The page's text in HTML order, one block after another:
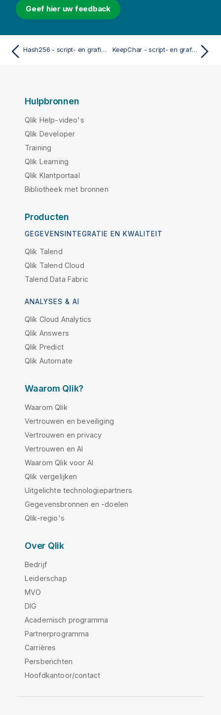
Geef hier uw feedback
Hash256 - script- en grafiekfunctie KeepChar - script- en grafiekfunctie
Hulpbronnen
Qlik Help-video's
Qlik Developer
Training
Qlik Learning
Qlik Klantportaal
Bibliotheek met bronnen
Producten
GEGEVENSINTEGRATIE EN KWALITEIT
Qlik Talend
Qlik Talend Cloud
Talend Data Fabric
ANALYSES & AI
Qlik Cloud Analytics
Qlik Answers
Qlik Predict
Qlik Automate
Waarom Qlik?
Waarom Qlik
Vertrouwen en beveiliging
Vertrouwen en privacy
Vertrouwen en AI
Waarom Qlik voor AI
Qlik vergelijken
Uitgelichte technologiepartners
Gegevensbronnen en -doelen
Qlik-regio's
Over Qlik
Bedrijf
Leiderschap
MVO
DIG
Academisch programma
Partnerprogramma
Carrières
Persberichten
Hoofdkantoor/contact